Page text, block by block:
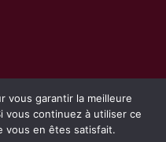
vous garantir la meilleure
vous continuez à utiliser ce
vous en êtes satisfait.